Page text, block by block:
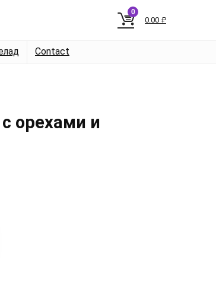
0
0.00 ₽
Contact
орехами и